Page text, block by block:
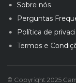
Sobre nós
Perguntas
Política de
Termos e
© Copyright 2025